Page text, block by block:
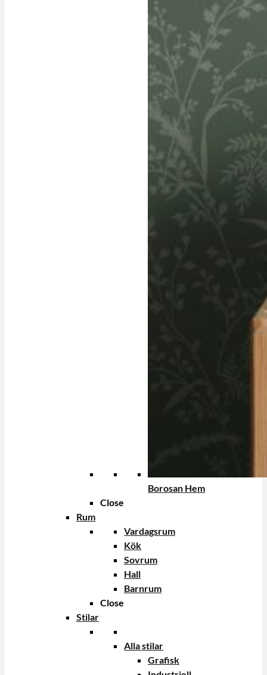
Borosan Hem
Close
Rum
Vardagsrum
Kök
Sovrum
Hall
Barnrum
Close
Stilar
Alla stilar
Grafisk